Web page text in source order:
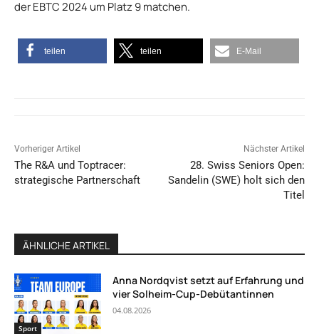
der EBTC 2024 um Platz 9 matchen.
teilen teilen E-Mail
Vorheriger Artikel
The R&A und Toptracer:
strategische Partnerschaft
Nächster Artikel
28. Swiss Seniors Open:
Sandelin (SWE) holt sich den
Titel
ÄHNLICHE ARTIKEL
Sport
Anna Nordqvist setzt auf Erfahrung und
vier Solheim-Cup-Debütantinnen
04.08.2026